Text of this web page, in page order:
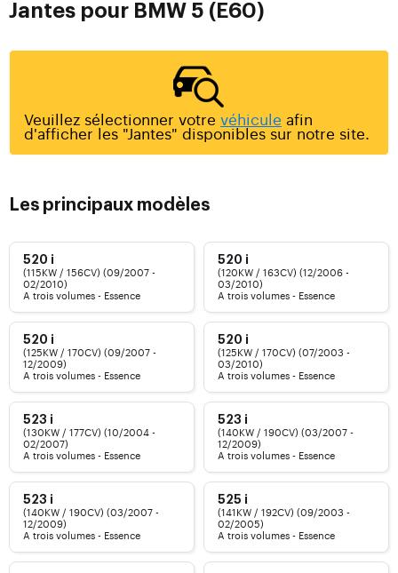
Jantes pour BMW 5 (E60)
Veuillez sélectionner votre véhicule afin
d'afficher les "Jantes" disponibles sur notre site.
Les principaux modèles
520 i
(115KW / 156CV) (09/2007 -
02/2010)
A trois volumes - Essence
520 i
(120KW / 163CV) (12/2006 -
03/2010)
A trois volumes - Essence
520 i
(125KW / 170CV) (09/2007 -
12/2009)
A trois volumes - Essence
520 i
(125KW / 170CV) (07/2003 -
03/2010)
A trois volumes - Essence
523 i
(130KW / 177CV) (10/2004 -
02/2007)
A trois volumes - Essence
523 i
(140KW / 190CV) (03/2007 -
12/2009)
A trois volumes - Essence
523 i
(140KW / 190CV) (03/2007 -
12/2009)
A trois volumes - Essence
525 i
(141KW / 192CV) (09/2003 -
02/2005)
A trois volumes - Essence